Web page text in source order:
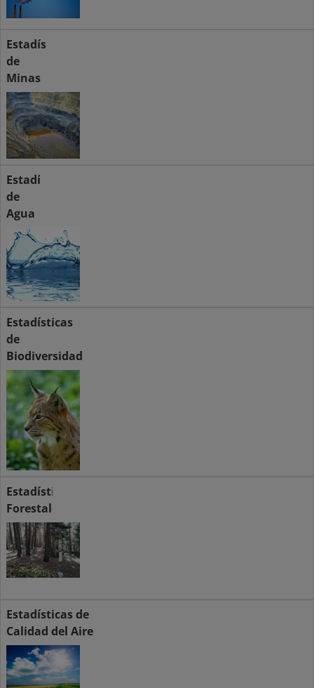
Estadísticas
de
Minas
Estadísticas
de
Agua
Estadísticas
de
Biodiversidad
Estadísticas
Forestales
Estadísticas de
Calidad del Aire